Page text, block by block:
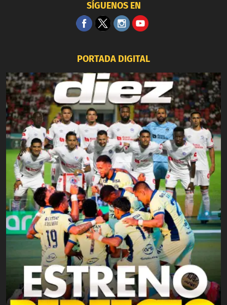
SÍGUENOS EN
PORTADA DIGITAL